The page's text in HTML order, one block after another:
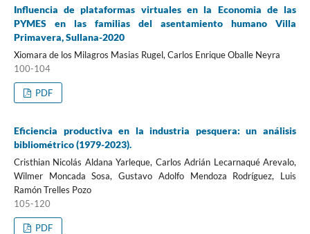
Influencia de plataformas virtuales en la Economia de las
PYMES en las familias del asentamiento humano Villa
Primavera, Sullana-2020
Xiomara de los Milagros Masias Rugel, Carlos Enrique Oballe Neyra
100-104
PDF
Eficiencia productiva en la industria pesquera: un análisis
bibliométrico (1979-2023).
Cristhian Nicolás Aldana Yarleque, Carlos Adrián Lecarnaqué Arevalo,
Wilmer Moncada Sosa, Gustavo Adolfo Mendoza Rodríguez, Luis
Ramón Trelles Pozo
105-120
PDF